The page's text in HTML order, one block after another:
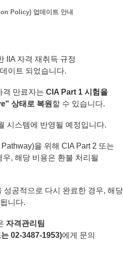
Policy) 업데이트 안내
IIA 자격 재취득 규정
이트 되었습니다.
격 만료자는 CIA Part 1 시험을
상태로 복원 할 수 있습니다.
시스템에 반영될 예정입니다.
을 위해 CIA Part 2 또는
, 해당 비용은 환불 처리될
성공적으로 다시 완료한 경우, 해당
니다.
자격관리팀
02-3487-1953)에게 문의